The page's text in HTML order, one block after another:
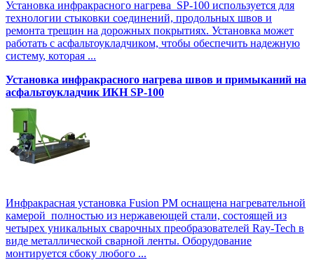
Установка инфракрасного нагрева SP-100 используется для
технологии стыковки соединений, продольных швов и
ремонта трещин на дорожных покрытиях. Установка может
работать с асфальтоукладчиком, чтобы обеспечить надежную
систему, которая ...
Установка инфракрасного нагрева швов и примыканий на
асфальтоукладчик ИКН SP-100
Инфракрасная установка Fusion PM оснащена нагревательной
камерой полностью из нержавеющей стали, состоящей из
четырех уникальных сварочных преобразователей Ray-Tech в
виде металлической сварной ленты. Оборудование
монтируется сбоку любого ...